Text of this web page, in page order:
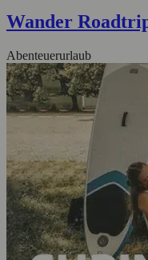
Wander
Abenteuerurlaub